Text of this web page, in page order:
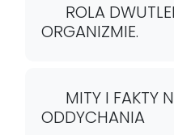
ROLA
ORGANIZMIE.
MITY I FAKTY
ODDYCHANIA